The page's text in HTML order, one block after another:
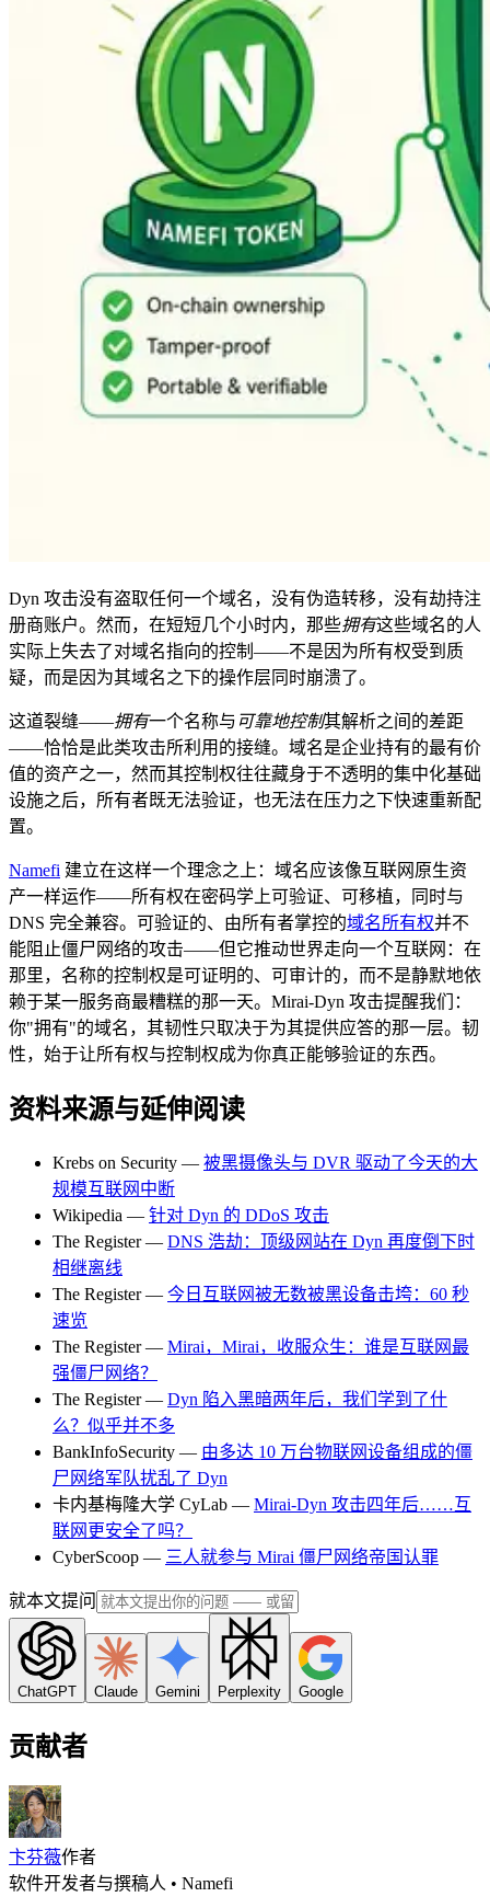
Dyn 攻击没有盗取任何一个域名，没有伪造转移，没有劫持注
册商账户。然而，在短短几个小时内，那些拥有这些域名的人
实际上失去了对域名指向的控制——不是因为所有权受到质
疑，而是因为其域名之下的操作层同时崩溃了。
这道裂缝——拥有一个名称与 可靠地控制其解析之间的差距
——恰恰是此类攻击所利用的接缝。域名是企业持有的最有价
值的资产之一，然而其控制权往往藏身于不透明的集中化基础
设施之后，所有者既无法验证，也无法在压力之下快速重新配
置。
Namefi 建立在这样一个理念之上：域名应该像互联网原生资
产一样运作——所有权在密码学上可验证、可移植，同时与
DNS 完全兼容。可验证的、由所有者掌控的域名所有权并不
能阻止僵尸网络的攻击——但它推动世界走向一个互联网：在
那里，名称的控制权是可证明的、可审计的，而不是静默地依
赖于某一服务商最糟糕的那一天。Mirai-Dyn 攻击提醒我们：
你"拥有"的域名，其韧性只取决于为其提供应答的那一层。韧
性，始于让所有权与控制权成为你真正能够验证的东西。
资料来源与延伸阅读
Krebs on Security — 被黑摄像头与 DVR 驱动了今天的大
规模互联网中断
Wikipedia — 针对 Dyn 的 DDoS 攻击
The Register — DNS 浩劫：顶级网站在 Dyn 再度倒下时
相继离线
The Register — 今日互联网被无数被黑设备击垮：60 秒
速览
The Register — Mirai，Mirai，收服众生：谁是互联网最
强僵尸网络？
The Register — Dyn 陷入黑暗两年后，我们学到了什
么？似乎并不多
BankInfoSecurity — 由多达 10 万台物联网设备组成的僵
尸网络军队扰乱了 Dyn
卡内基梅隆大学 CyLab — Mirai-Dyn 攻击四年后……互
联网更安全了吗？
CyberScoop — 三人就参与 Mirai 僵尸网络帝国认罪
就本文提问
ChatGPT Claude Gemini Perplexity Google
贡献者
卞芬薇作者
软件开发者与撰稿人 • Namefi